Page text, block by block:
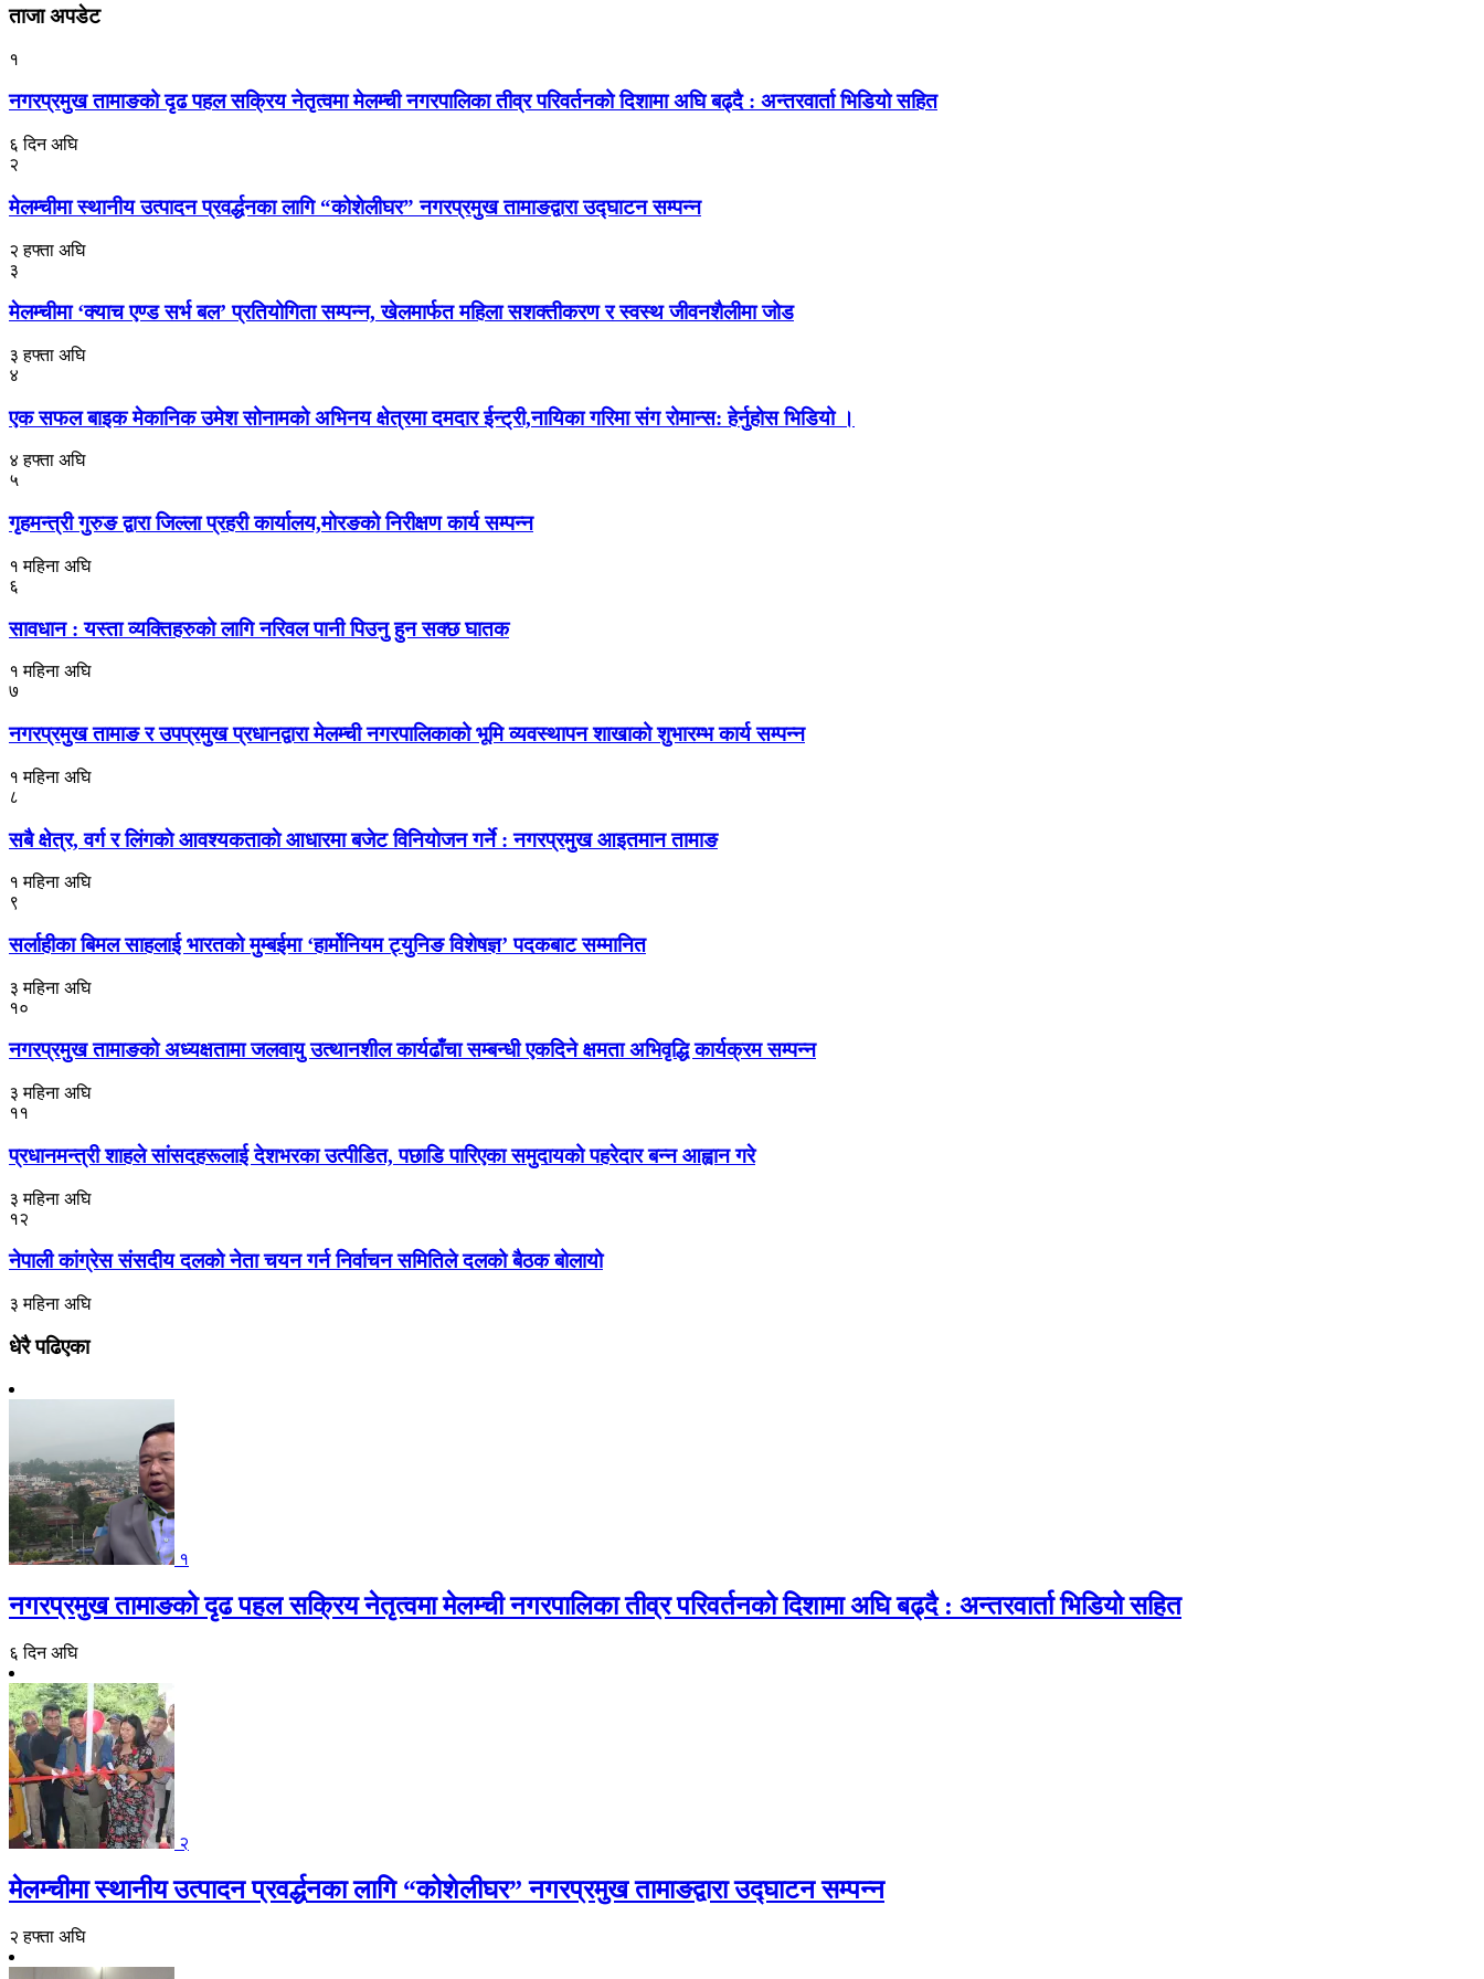
ताजा अपडेट
१
नगरप्रमुख तामाङको दृढ पहल सक्रिय नेतृत्वमा मेलम्ची नगरपालिका तीव्र परिवर्तनको दिशामा अघि बढ्दै : अन्तरवार्ता भिडियो सहित
६ दिन अघि
२
मेलम्चीमा स्थानीय उत्पादन प्रवर्द्धनका लागि “कोशेलीघर” नगरप्रमुख तामाङद्वारा उद्घाटन सम्पन्न
२ हफ्ता अघि
३
मेलम्चीमा ‘क्याच एण्ड सर्भ बल’ प्रतियोगिता सम्पन्न, खेलमार्फत महिला सशक्तीकरण र स्वस्थ जीवनशैलीमा जोड
३ हफ्ता अघि
४
एक सफल बाइक मेकानिक उमेश सोनामको अभिनय क्षेत्रमा दमदार ईन्ट्री,नायिका गरिमा संग रोमान्स: हेर्नुहोस भिडियो ।
४ हफ्ता अघि
५
गृहमन्त्री गुरुङ द्वारा जिल्ला प्रहरी कार्यालय,मोरङको निरीक्षण कार्य सम्पन्न
१ महिना अघि
६
सावधान : यस्ता व्यक्तिहरुको लागि नरिवल पानी पिउनु हुन सक्छ घातक
१ महिना अघि
७
नगरप्रमुख तामाङ र उपप्रमुख प्रधानद्वारा मेलम्ची नगरपालिकाको भूमि व्यवस्थापन शाखाको शुभारम्भ कार्य सम्पन्न
१ महिना अघि
८
सबै क्षेत्र, वर्ग र लिंगकाे आवश्यकताकाे आधारमा बजेट विनियाेजन गर्ने : नगरप्रमुख आइतमान तामाङ
१ महिना अघि
९
सर्लाहीका बिमल साहलाई भारतको मुम्बईमा ‘हार्मोनियम ट्युनिङ विशेषज्ञ’ पदकबाट सम्मानित
३ महिना अघि
१०
नगरप्रमुख तामाङको अध्यक्षतामा जलवायु उत्थानशील कार्यढाँचा सम्बन्धी एकदिने क्षमता अभिवृद्धि कार्यक्रम सम्पन्न
३ महिना अघि
११
प्रधानमन्त्री शाहले सांसदहरूलाई देशभरका उत्पीडित, पछाडि पारिएका समुदायको पहरेदार बन्न आह्वान गरे
३ महिना अघि
१२
नेपाली कांग्रेस संसदीय दलको नेता चयन गर्न निर्वाचन समितिले दलको बैठक बोलायो
३ महिना अघि
धेरै पढिएका
१
नगरप्रमुख तामाङको दृढ पहल सक्रिय नेतृत्वमा मेलम्ची नगरपालिका तीव्र परिवर्तनको दिशामा अघि बढ्दै : अन्तरवार्ता भिडियो सहित
६ दिन अघि
२
मेलम्चीमा स्थानीय उत्पादन प्रवर्द्धनका लागि “कोशेलीघर” नगरप्रमुख तामाङद्वारा उद्घाटन सम्पन्न
२ हफ्ता अघि